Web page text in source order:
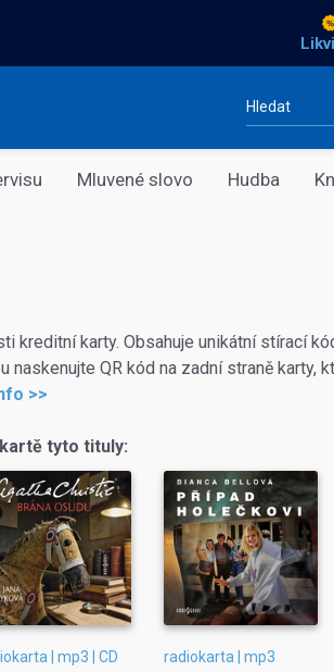
Mluvené slovo Hudba
kreditní karty. Obsahuje unikátní stírací
naskenujte QR kód na zadní straně karty,
>>
tyto tituly:
| mp3 | CD
radiokarta | mp3